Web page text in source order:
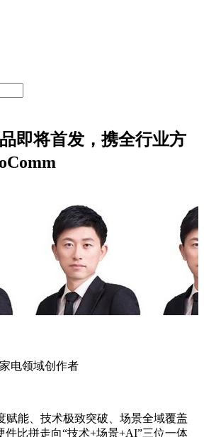
即将首发，携全行业方
电领域创作者
赋能、技术极致突破、场景全域覆盖
件比拼走向“技术+场景+AI”三位一体